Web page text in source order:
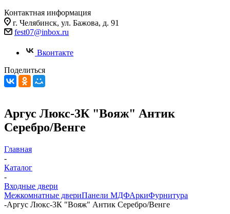
Контактная информация
г. Челябинск, ул. Бажова, д. 91
fest07@inbox.ru
Вконтакте
Поделиться
Аргус Люкс-3К "Вояж" Антик
Серебро/Венге
Главная
-
Каталог
-
Входные двери
Межкомнатные двериПанели МДФАркиФурнитура
-Аргус Люкс-3К "Вояж" Антик Серебро/Венге